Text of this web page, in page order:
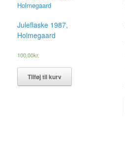
Juleflaske 1987,
Holmegaard
100,00kr.
Tilføj til kurv